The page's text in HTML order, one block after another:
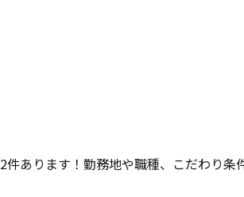
2件あります！勤務地や職種、こだわり条